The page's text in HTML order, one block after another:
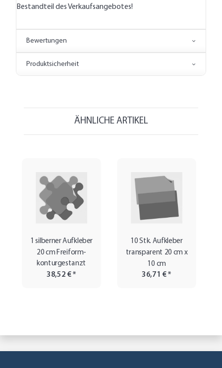
Bestandteil des Verkaufsangebotes!
Bewertungen
Produktsicherheit
ÄHNLICHE ARTIKEL
1 silberner Aufkleber
20 cm Freiform-
konturgestanzt
38,52 €*
10 Stk. Aufkleber
transparent 20 cm x
10 cm
36,71 €*